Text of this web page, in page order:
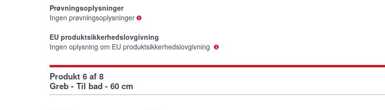
Prøvningsoplysninger
Ingen prøvningsoplysninger
EU produktsikkerhedslovgivning
Ingen oplysning om EU produktsikkerhedslovgivning
Produkt 6 af 8
Greb - Til bad - 60 cm